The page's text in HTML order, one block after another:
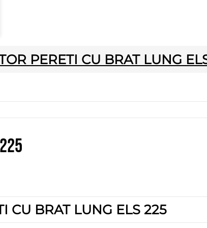
PERETI CU BRAT LUNG
CU BRAT LUNG ELS 225